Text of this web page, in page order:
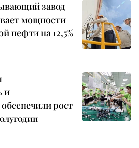
завод
мощности
нефти на 12,5%
и
рост